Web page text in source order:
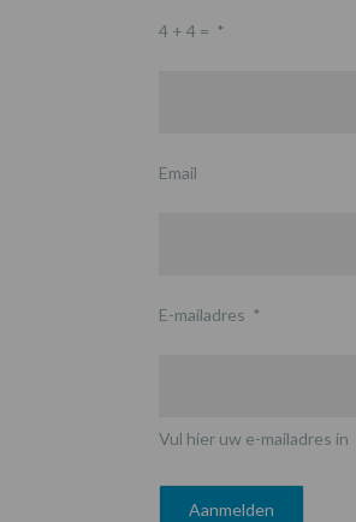
4 + 4 = *
Email
E-mailadres *
Vul hier uw e-mailadres in